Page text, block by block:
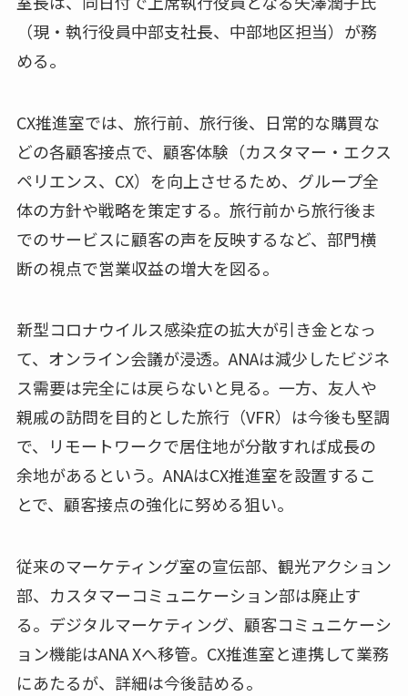
（現・執行役員中部支社長、中部地区担当）が務
める。
CX推進室では、旅行前、旅行後、日常的な購買な
どの各顧客接点で、顧客体験（カスタマー・エクス
ペリエンス、CX）を向上させるため、グループ全
体の方針や戦略を策定する。旅行前から旅行後ま
でのサービスに顧客の声を反映するなど、部門横
断の視点で営業収益の増大を図る。
新型コロナウイルス感染症の拡大が引き金となっ
て、オンライン会議が浸透。ANAは減少したビジネ
ス需要は完全には戻らないと見る。一方、友人や
親戚の訪問を目的とした旅行（VFR）は今後も堅調
で、リモートワークで居住地が分散すれば成長の
余地があるという。ANAはCX推進室を設置するこ
とで、顧客接点の強化に努める狙い。
従来のマーケティング室の宣伝部、観光アクション
部、カスタマーコミュニケーション部は廃止す
る。デジタルマーケティング、顧客コミュニケーシ
ョン機能はANA Xへ移管。CX推進室と連携して業務
にあたるが、詳細は今後詰める。